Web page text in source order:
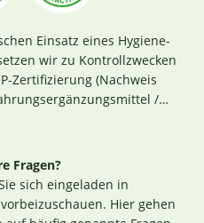
Einsatz eines Hygiene-
wir zu Kontrollzwecken
Zertifizierung (Nachweis
Richtlinien des Codex
EG Nr. 852 / 2004
Das aktuelle
. Darüber hinaus beginnt
einer erstklassigen
bei der strengen
Fragen?
sich eingeladen in
Hier gehen